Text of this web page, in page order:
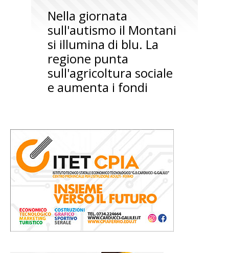
Nella giornata
sull'autismo il Montani
si illumina di blu. La
regione punta
sull'agricoltura sociale
e aumenta i fondi